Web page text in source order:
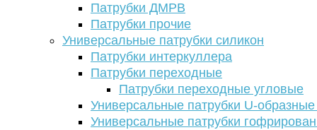
Патрубки ДМРВ
Патрубки прочие
Универсальные патрубки силикон
Патрубки интеркуллера
Патрубки переходные
Патрубки переходные угловые
Универсальные патрубки U-
Универсальные патрубки